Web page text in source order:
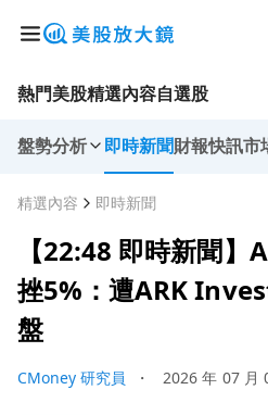
熱門美股精選內容自選股
盤勢分析 即時新聞財報快訊市
精選內容 即時新聞
【22:48 即時新聞
挫5%：遭ARK
盤
CMoney 研究員 ・ 2026 年 07 月